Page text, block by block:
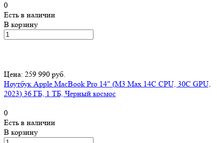
0
Есть в наличии
В корзину
Цена: 259 990 руб.
Ноутбук Apple MacBook Pro 14" (M3 Max 14C CPU, 30C GPU,
2023) 36 ГБ, 1 ТБ, Черный космос
0
Есть в наличии
В корзину